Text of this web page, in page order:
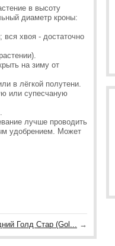
в высоту
диаметр кроны:
хвоя - достаточно
на зиму от
в лёгкой полутени.
или супесчаную
лучше проводить
удобрением. Может
Голд Стар (Gol... →